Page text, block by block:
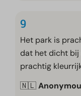
9
Het park is
dat het dicht bij
prachtig
🇳🇱